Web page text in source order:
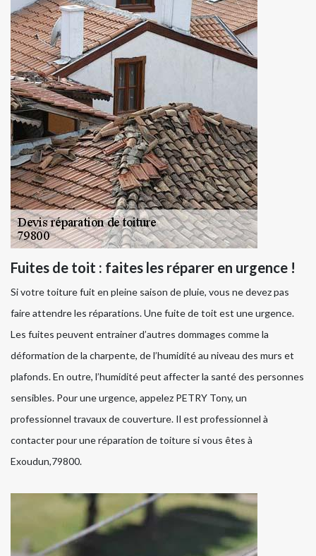
Fuites de toit : faites les réparer en urgence !
Si votre toiture fuit en pleine saison de pluie, vous ne devez pas
faire attendre les réparations. Une fuite de toit est une urgence.
Les fuites peuvent entrainer d’autres dommages comme la
déformation de la charpente, de l’humidité au niveau des murs et
plafonds. En outre, l’humidité peut affecter la santé des personnes
sensibles. Pour une urgence, appelez PETRY Tony, un
professionnel travaux de couverture. Il est professionnel à
contacter pour une réparation de toiture si vous êtes à
Exoudun,79800.